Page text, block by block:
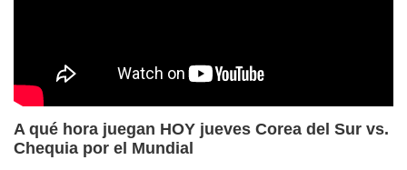
A qué hora juegan HOY jueves Corea del Sur vs.
Chequia por el Mundial